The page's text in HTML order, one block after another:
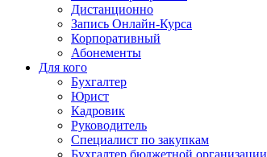
Дистанционно
Запись Онлайн-Курса
Корпоративный
Абонементы
Для кого
Бухгалтер
Юрист
Кадровик
Руководитель
Специалист по закупкам
Бухгалтер бюджетной организации